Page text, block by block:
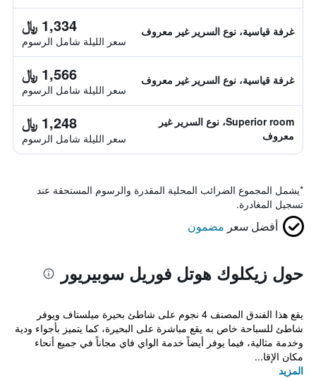
غرفة قياسية، نوع السرير غير معروف 1,334 ﷼
سعر الليلة شامل الرسوم
غرفة قياسية، نوع السرير غير معروف 1,566 ﷼
سعر الليلة شامل الرسوم
Superior room، نوع السرير غير
معروف
1,248 ﷼
سعر الليلة شامل الرسوم
*يشمل المجموع الضرائب المحلية المقدرة والرسوم المستحقة عند
تسجيل المغادرة.
أفضل سعر مضمون
حول زيكلوك هوتل فوريل سوبيريور
يقع هذا الفندق المصنف 4 نجوم على شاطئ بحيرة ميلستاف ويوفر
شاطئ للسباحة خاص به يقع مباشرة على البحيرة، كما يتميز بأجواء ودية
وخدمة مثالية، فيما يوفر أيضاً خدمة الواي فاي مجاناً في جميع أنحاء
مكان الإقا...
المزيد